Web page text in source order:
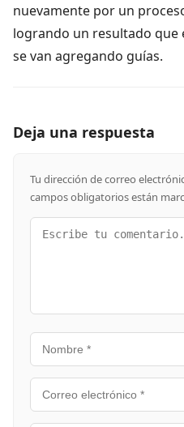
nuevamente por un
logrando un resultado que
se van agregando guías.
Deja una respuesta
Tu dirección de correo
campos obligatorios están